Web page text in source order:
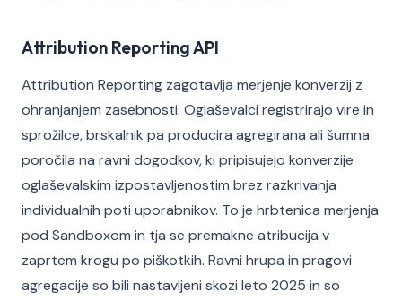
Attribution Reporting API
Attribution Reporting zagotavlja merjenje konverzij z
ohranjanjem zasebnosti. Oglaševalci registrirajo vire in
sprožilce, brskalnik pa producira agregirana ali šumna
poročila na ravni dogodkov, ki pripisujejo konverzije
oglaševalskim izpostavljenostim brez razkrivanja
individualnih poti uporabnikov. To je hrbtenica merjenja
pod Sandboxom in tja se premakne atribucija v
zaprtem krogu po piškotkih. Ravni hrupa in pragovi
agregacije so bili nastavljeni skozi leto 2025 in so